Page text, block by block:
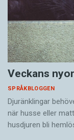
Veckans
SPRÅKBLOGGEN
Djuränklingar
när husse eller
husdjuren bli